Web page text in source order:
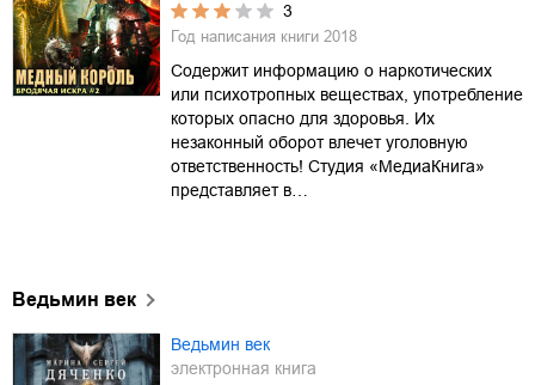
3
Год написания книги 2018
Содержит информацию о наркотических
или психотропных веществах, употребление
которых опасно для здоровья. Их
незаконный оборот влечет уголовную
ответственность! Студия «МедиаКнига»
представляет в…
Ведьмин век
Ведьмин век
электронная книга